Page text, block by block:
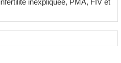
inexpliquée, PMA, FIV et